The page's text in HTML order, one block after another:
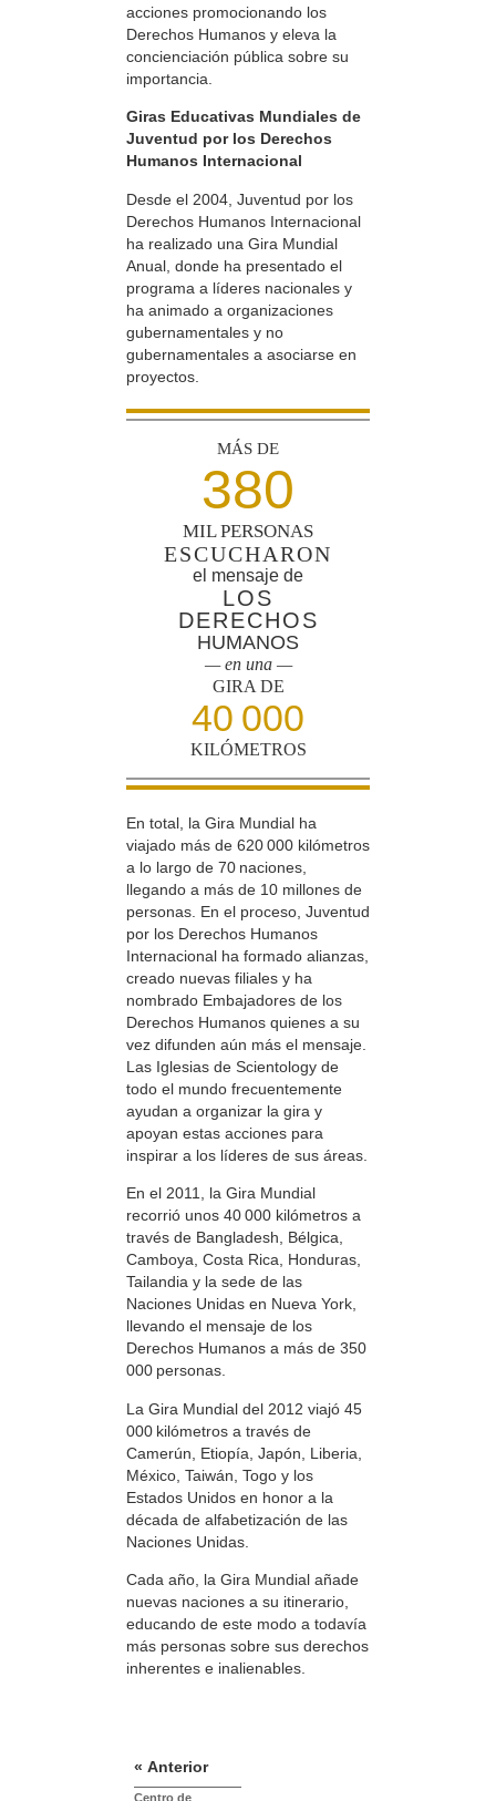
acciones promocionando los
Derechos Humanos y eleva la
concienciación pública sobre su
importancia.
Giras Educativas Mundiales de
Juventud por los Derechos
Humanos Internacional
Desde el 2004, Juventud por los
Derechos Humanos Internacional
ha realizado una Gira Mundial
Anual, donde ha presentado el
programa a líderes nacionales y
ha animado a organizaciones
gubernamentales y no
gubernamentales a asociarse en
proyectos.
MÁS DE
380
MIL PERSONAS
ESCUCHARON
el mensaje de
LOS
DERECHOS
HUMANOS
— en una —
GIRA DE
40 000
KILÓMETROS
En total, la Gira Mundial ha
viajado más de 620 000 kilómetros
a lo largo de 70 naciones,
llegando a más de 10 millones de
personas. En el proceso, Juventud
por los Derechos Humanos
Internacional ha formado alianzas,
creado nuevas filiales y ha
nombrado Embajadores de los
Derechos Humanos quienes a su
vez difunden aún más el mensaje.
Las Iglesias de Scientology de
todo el mundo frecuentemente
ayudan a organizar la gira y
apoyan estas acciones para
inspirar a los líderes de sus áreas.
En el 2011, la Gira Mundial
recorrió unos 40 000 kilómetros a
través de Bangladesh, Bélgica,
Camboya, Costa Rica, Honduras,
Tailandia y la sede de las
Naciones Unidas en Nueva York,
llevando el mensaje de los
Derechos Humanos a más de 350
000 personas.
La Gira Mundial del 2012 viajó 45
000 kilómetros a través de
Camerún, Etiopía, Japón, Liberia,
México, Taiwán, Togo y los
Estados Unidos en honor a la
década de alfabetización de las
Naciones Unidas.
Cada año, la Gira Mundial añade
nuevas naciones a su itinerario,
educando de este modo a todavía
más personas sobre sus derechos
inherentes e inalienables.
« Anterior
Centro de